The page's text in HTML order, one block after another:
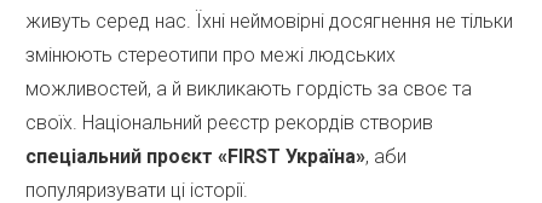
живуть серед нас. Їхні неймовірні досягнення не тільки
змінюють стереотипи про межі людських
можливостей, а й викликають гордість за своє та
своїх. Національний реєстр рекордів створив
спеціальний проєкт «FIRST Україна», аби
популяризувати ці історії.